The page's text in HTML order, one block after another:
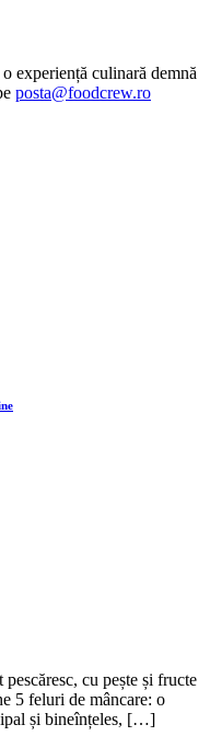
experiență culinară demnă
posta@foodcrew.ro
cu pește și fructe
5 feluri de mâncare: o
și bineînțeles, […]